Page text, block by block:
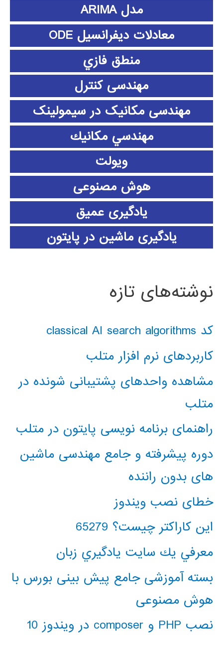
مدل ARIMA
معادلات دیفرانسیل ODE
منطق فازي
مهندسی کنترل
مهندسی مکانیک در سیمولینک
مهندسي مكانيك
ویولت
هوش مصنوعی
یادگیری عمیق
یادگیری ماشین در پایتون
نوشته‌های تازه
کد classical AI search algorithms
کاربردهای نرم افزار متلب
مشاهده واحدهای پشتیبانی شونده در
متلب
راهنمای برنامه نویسی پایتون در متلب
دوره پیشرفته و جامع مهندسی ماشین
های بدون راننده
خطای نصب ویندوز
این کاراکتر چیست؟ 65279
معرفي يك سايت يادگيري زبان
بسته آموزشی جامع پیش بینی بورس با
هوش مصنوعی
نصب PHP و composer در ویندوز 10